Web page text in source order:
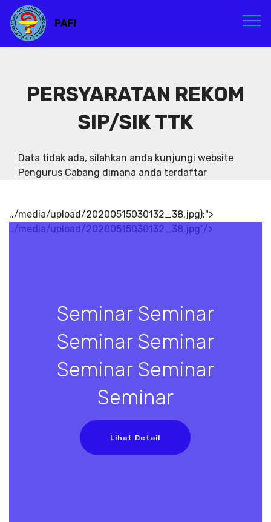
PAFI
PERSYARATAN REKOM
SIP/SIK TTK
Data tidak ada, silahkan anda kunjungi website
Pengurus Cabang dimana anda terdaftar
../media/upload/20200515030132_38.jpg);">
../media/upload/20200515030132_38.jpg"/>
Seminar Seminar
Seminar Seminar
Seminar Seminar
Seminar
Lihat Detail